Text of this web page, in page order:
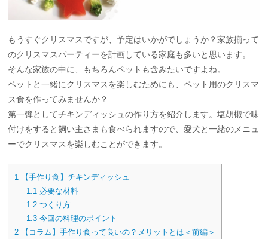
もうすぐクリスマスですが、予定はいかがでしょうか？家族揃って
のクリスマスパーティーを計画している家庭も多いと思います。
そんな家族の中に、もちろんペットも含みたいですよね。
ペットと一緒にクリスマスを楽しむためにも、ペット用のクリスマ
ス食を作ってみませんか？
第一弾としてチキンディッシュの作り方を紹介します。塩胡椒で味
付けをすると飼い主さまも食べられますので、愛犬と一緒のメニュ
ーでクリスマスを楽しむことができます。
1 【手作り食】チキンディッシュ
1.1 必要な材料
1.2 つくり方
1.3 今回の料理のポイント
2 【コラム】手作り食って良いの？メリットとは＜前編＞